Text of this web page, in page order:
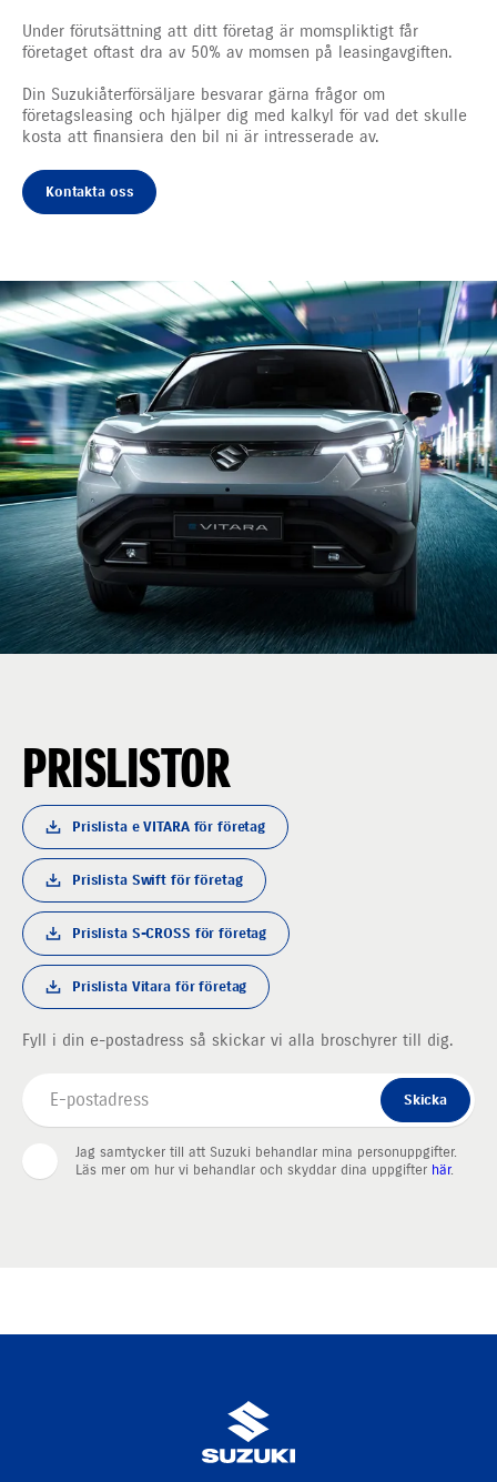
Under förutsättning att ditt företag är momspliktigt får
företaget oftast dra av 50% av momsen på leasingavgiften.
Din Suzukiåterförsäljare besvarar gärna frågor om
företagsleasing och hjälper dig med kalkyl för vad det skulle
kosta att finansiera den bil ni är intresserade av.
Kontakta oss
PRISLISTOR
Prislista e VITARA för företag
Prislista Swift för företag
Prislista S-CROSS för företag
Prislista Vitara för företag
Fyll i din e-postadress så skickar vi alla broschyrer till dig.
Skicka
Jag samtycker till att Suzuki behandlar mina personuppgifter.
Läs mer om hur vi behandlar och skyddar dina uppgifter här.